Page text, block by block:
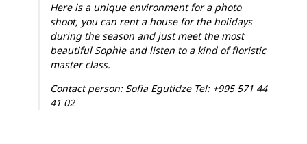
Here is a unique environment for a photo
shoot, you can rent a house for the holidays
during the season and just meet the most
beautiful Sophie and listen to a kind of floristic
master class.
Contact person: Sofia Egutidze Tel: +995 571 44
41 02